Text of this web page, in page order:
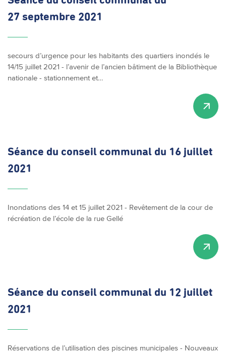
27 septembre 2021
secours d’urgence pour les habitants des quartiers inondés le
14/15 juillet 2021 - l’avenir de l’ancien bâtiment de la Bibliothèque
nationale - stationnement et…
Séance du conseil communal du 16 juillet
2021
Inondations des 14 et 15 juillet 2021 - Revêtement de la cour de
récréation de l’école de la rue Gellé
Séance du conseil communal du 12 juillet
2021
Réservations de l’utilisation des piscines municipales - Nouveaux